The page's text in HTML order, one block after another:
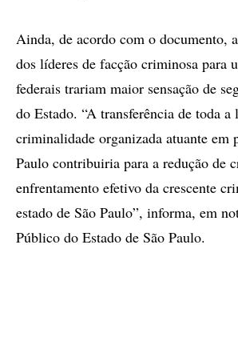
Ainda, de acordo com o documento,
dos líderes de facção criminosa para
federais trariam maior sensação de
do Estado. “A transferência de toda a
criminalidade organizada atuante em
Paulo contribuiria para a redução de
enfrentamento efetivo da crescente
estado de São Paulo”, informa, em
Público do Estado de São Paulo.